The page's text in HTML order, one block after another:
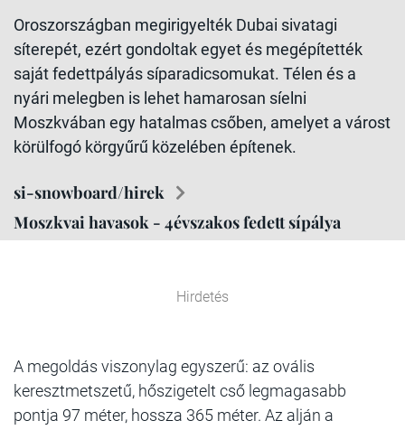
Oroszországban megirigyelték Dubai sivatagi
síterepét, ezért gondoltak egyet és megépítették
saját fedettpályás síparadicsomukat. Télen és a
nyári melegben is lehet hamarosan síelni
Moszkvában egy hatalmas csőben, amelyet a várost
körülfogó körgyűrű közelében építenek.
si-snowboard/hirek
Moszkvai havasok - 4évszakos fedett sípálya
Hirdetés
A megoldás viszonylag egyszerű: az ovális
keresztmetszetű, hőszigetelt cső legmagasabb
pontja 97 méter, hossza 365 méter. Az alján a